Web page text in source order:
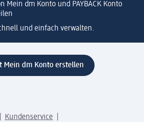
Mein dm Konto und PAYBACK Konto
und einfach verwalten.
Mein dm Konto erstellen
Kundenservice